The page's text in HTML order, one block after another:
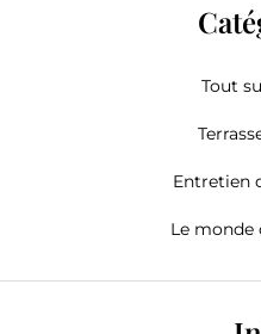
Tout
Entretien
Le monde